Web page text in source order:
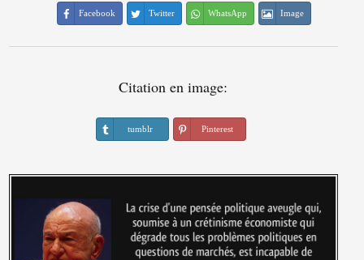
Facebook Twitter WhatsApp Image
Citation en image:
tumblr Pinterest